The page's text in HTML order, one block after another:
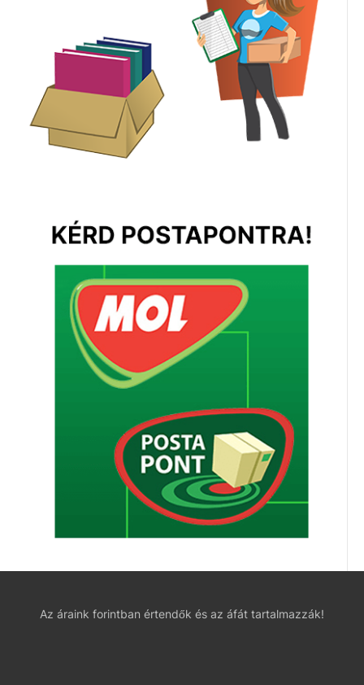
Az áraink forintban értendők és az áfát tartalmazzák!